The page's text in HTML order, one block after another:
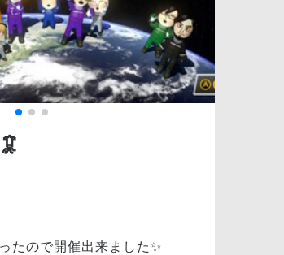
たので開催出来ました✨